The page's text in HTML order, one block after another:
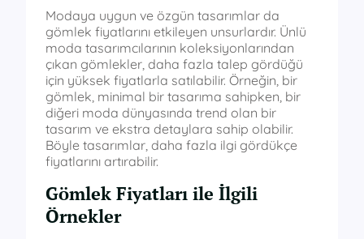
Modaya uygun ve özgün tasarımlar da
gömlek fiyatlarını etkileyen unsurlardır. Ünlü
moda tasarımcılarının koleksiyonlarından
çıkan gömlekler, daha fazla talep gördüğü
için yüksek fiyatlarla satılabilir. Örneğin, bir
gömlek, minimal bir tasarıma sahipken, bir
diğeri moda dünyasında trend olan bir
tasarım ve ekstra detaylara sahip olabilir.
Böyle tasarımlar, daha fazla ilgi gördükçe
fiyatlarını artırabilir.
Gömlek Fiyatları ile İlgili
Örnekler